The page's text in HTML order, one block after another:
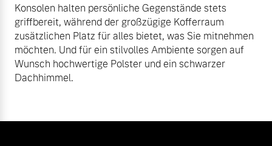
Konsolen halten persönliche Gegenstände stets
griffbereit, während der großzügige Kofferraum
zusätzlichen Platz für alles bietet, was Sie mitnehmen
möchten. Und für ein stilvolles Ambiente sorgen auf
Wunsch hochwertige Polster und ein schwarzer
Dachhimmel.